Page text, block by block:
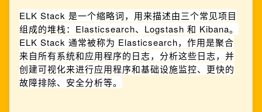
ELK Stack 是一个缩略词，用来描述由三个常见项目
组成的堆栈：Elasticsearch、Logstash 和 Kibana。
ELK Stack 通常被称为 Elasticsearch，作用是聚合
来自所有系统和应用程序的日志，分析这些日志，并
创建可视化来进行应用程序和基础设施监控、更快的
故障排除、安全分析等。